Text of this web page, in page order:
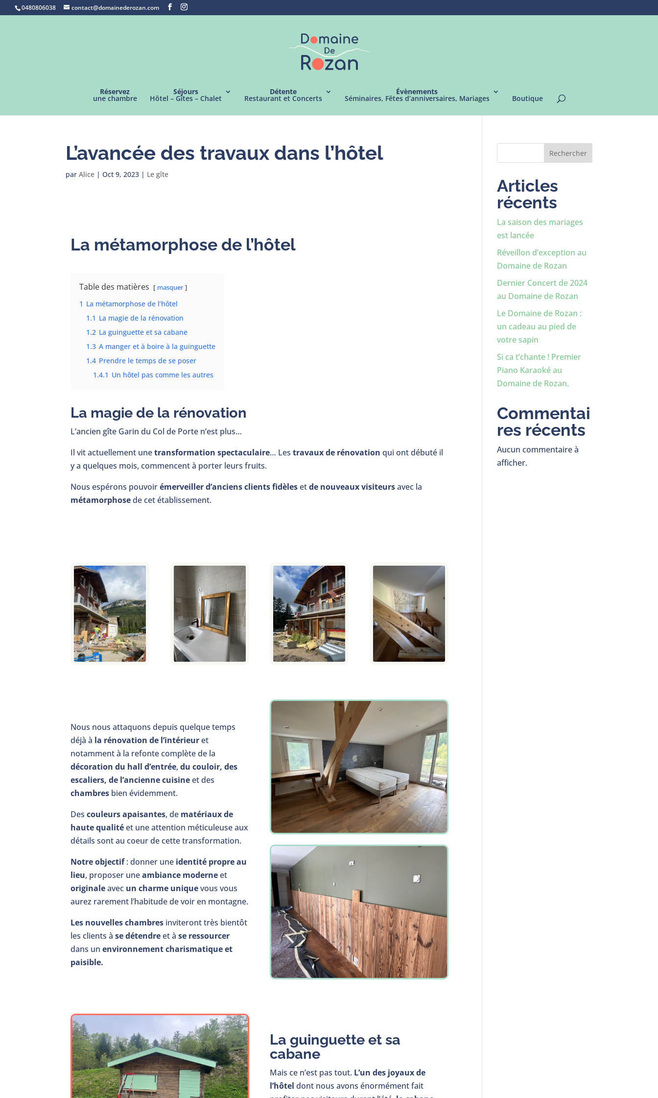
0480806038 contact@domainederozan.com
Réservez
une chambre
Séjours
Hôtel – Gîtes – Chalet
Détente
Restaurant et Concerts
Évènements
Séminaires, Fêtes d’anniversaires, Mariages Boutique
L’avancée des travaux dans l’hôtel
parAlice |Oct 9, 2023 | Le gîte
La métamorphose de l’hôtel
Table des matières masquer
1 La métamorphose de l’hôtel
1.1 La magie de la rénovation
1.2 La guinguette et sa cabane
1.3 A manger et à boire à la guinguette
1.4 Prendre le temps de se poser
1.4.1 Un hôtel pas comme les autres
La magie de la rénovation
L’ancien gîte Garin du Col de Porte n’est plus…
Il vit actuellement unetransformation spectaculaire… Lestravaux de rénovation qui ont débuté il
y a quelques mois, commencent à porter leurs fruits.
Nous espérons pouvoirémerveiller d’anciens clients fidèlesetde nouveaux visiteursavec la
métamorphosede cet établissement.
Nous nous attaquons depuis quelque temps
déjà à la rénovation de l’intérieuret
notamment à la refonte complète de la
décoration du hall d’entrée,du couloir, des
escaliers, de l’ancienne cuisineet des
chambres bien évidemment.
Descouleurs apaisantes, de matériaux de
haute qualitéet une attention méticuleuse aux
détails sont au coeur de cette transformation.
Notre objectif: donner une identité propre au
lieu, proposer uneambiance moderneet
originaleavec un charme uniquevous vous
aurez rarement l’habitude de voir en montagne.
Les nouvelles chambres inviteront très bientôt
les clients àse détendreet àse ressourcer
dans unenvironnement charismatique et
paisible.
La guinguette et sa
cabane
Mais ce n’est pas tout. L’un des joyaux de
l’hôtel dont nous avons énormément fait
Rechercher
Articles
récents
La saison des mariages
est lancée
Réveillon d’exception au
Domaine de Rozan
Dernier Concert de 2024
au Domaine de Rozan
Le Domaine de Rozan :
un cadeau au pied de
votre sapin
Si ca t’chante ! Premier
Piano Karaoké au
Domaine de Rozan.
Commentai
res récents
Aucun commentaire à
afficher.